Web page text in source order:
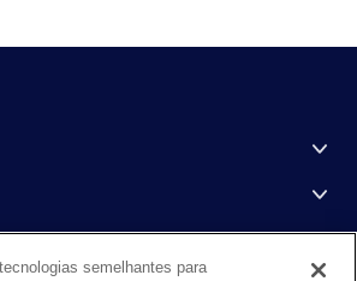
semelhantes para